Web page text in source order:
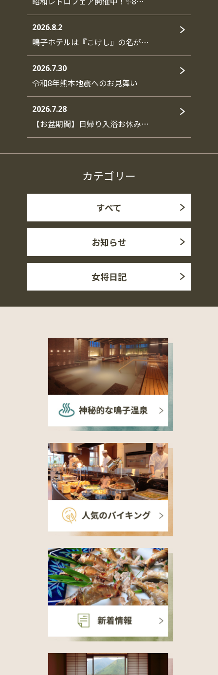
2026.8.2
鳴子ホテルは『こけし』の名が…
2026.7.30
令和8年熊本地震へのお見舞い
2026.7.28
【お盆期間】日帰り入浴お休み…
カテゴリー
すべて
お知らせ
女将日記